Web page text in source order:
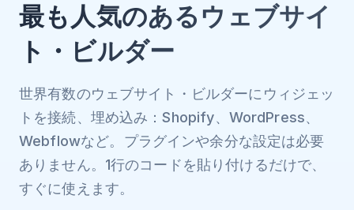
最も人気のあるウェブサイ
ト・ビルダー
世界有数のウェブサイト・ビルダーにウィジェッ
トを接続、埋め込み：Shopify、WordPress、
Webflowなど。プラグインや余分な設定は必要
ありません。1行のコードを貼り付けるだけで、
すぐに使えます。